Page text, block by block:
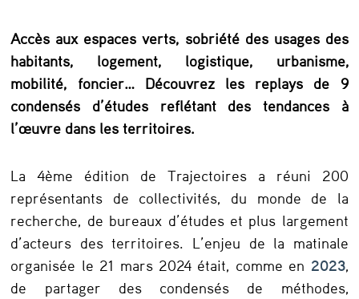
s
d
e
T
a
j
e
c
t
Accès aux espaces verts, sobriété des usages des
habitants, logement, logistique, urbanisme,
mobilité, foncier… Découvrez les replays de 9
condensés d’études reflétant des tendances à
l’œuvre dans les territoires.
La 4ème édition de Trajectoires a réuni 200
représentants de collectivités, du monde de la
recherche, de bureaux d’études et plus largement
d’acteurs des territoires. L’enjeu de la matinale
organisée le 21 mars 2024 était, comme en 2023,
de partager des condensés de méthodes,